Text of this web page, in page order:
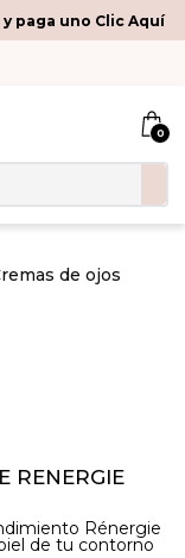
paga uno Clic Aquí
0
de ojos
RENERGIE
Rénergie
de tu contorno